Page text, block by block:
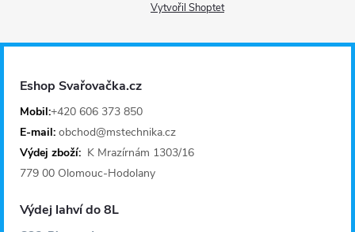
p
Vytvořil Shoptet
Eshop Svařovačka.cz
Mobil:+420 606 373 850
E-mail: obchod@mstechnika.cz
Výdej zboží: K Mrazírnám 1303/16
779 00 Olomouc-Hodolany
Výdej lahví do 8L